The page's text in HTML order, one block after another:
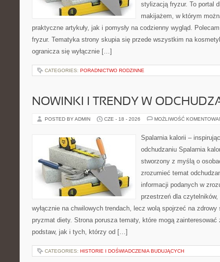
stylizacją fryzur. To portal
makijażem, w którym
praktyczne artykuły, jak i pomysły na codzienny wygląd.
fryzur. Tematyka strony skupia się przede wszystkim na
ogranicza się wyłącznie […]
CATEGORIES: PORADNICTWO RODZINNE
NOWINKI I TRENDY W
POSTED BY ADMIN CZE - 18 - 2026 MOŻLIWOŚĆ
Spalarnia kalorii –
odchudzaniu Spalarnia
stworzony z myślą o
zrozumieć temat
informacji podanych w
przestrzeń dla
wyłącznie na chwilowych trendach, lecz wolą spojrzeć na
pryzmat diety. Strona porusza tematy, które mogą
podstaw, jak i tych, którzy od […]
CATEGORIES: HISTORIE I DOŚWIADCZENIA BUDUJĄCYCH